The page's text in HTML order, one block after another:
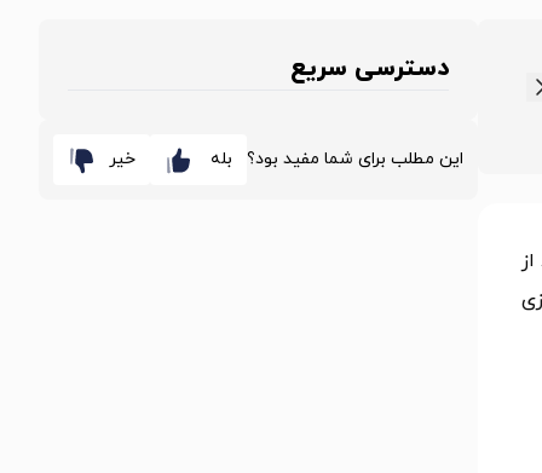
دسترسی سریع
این مطلب برای شما مفید بود؟ بله خیر